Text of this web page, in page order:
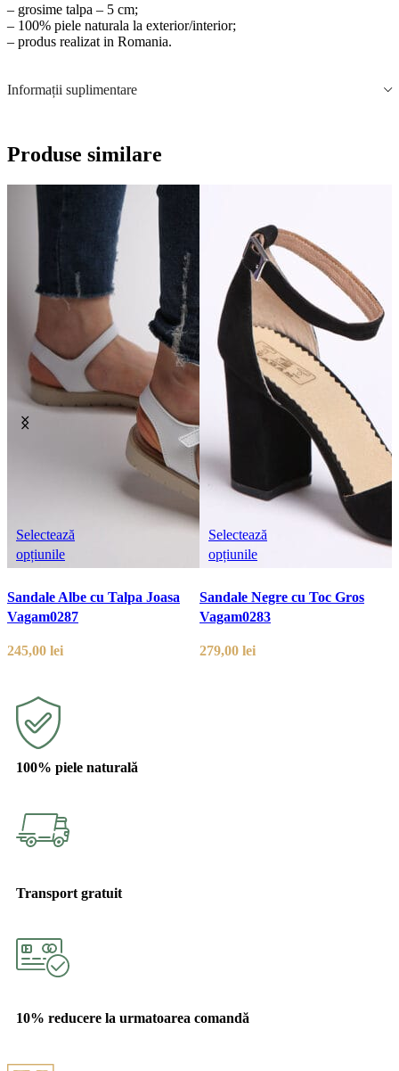
– grosime talpa – 5 cm;
– 100% piele naturala la exterior/interior;
– produs realizat in Romania.
Informații suplimentare
Produse similare
Selectează
opțiunile
Sandale Albe cu Talpa Joasa
Vagam0287
245,00 lei
Selectează
opțiunile
Sandale Negre cu Toc Gros
Vagam0283
279,00 lei
100% piele naturală
Transport gratuit
10% reducere la urmatoarea comandă